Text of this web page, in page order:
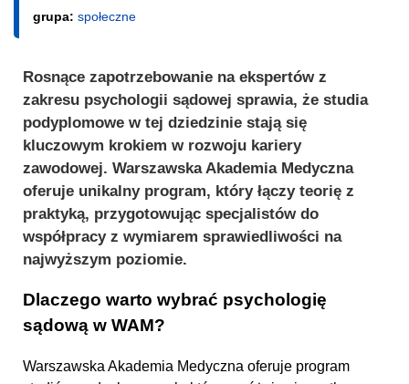
grupa: społeczne
Rosnące zapotrzebowanie na ekspertów z
zakresu psychologii sądowej sprawia, że studia
podyplomowe w tej dziedzinie stają się
kluczowym krokiem w rozwoju kariery
zawodowej. Warszawska Akademia Medyczna
oferuje unikalny program, który łączy teorię z
praktyką, przygotowując specjalistów do
współpracy z wymiarem sprawiedliwości na
najwyższym poziomie.
Dlaczego warto wybrać psychologię
sądową w WAM?
Warszawska Akademia Medyczna oferuje program